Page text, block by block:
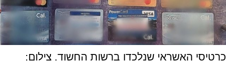
כרטיסי האשראי שנלכדו ברשות החשוד. צילום: